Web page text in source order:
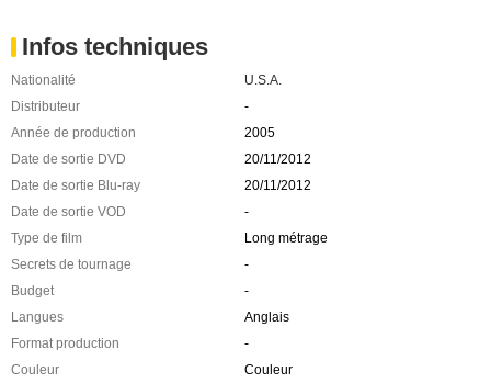
Infos techniques
Nationalité
U.S.A.
Distributeur
-
Année de production
2005
Date de sortie DVD
20/11/2012
Date de sortie Blu-ray
20/11/2012
Date de sortie VOD
-
Type de film
Long métrage
Secrets de tournage
-
Budget
-
Langues
Anglais
Format production
-
Couleur
Couleur